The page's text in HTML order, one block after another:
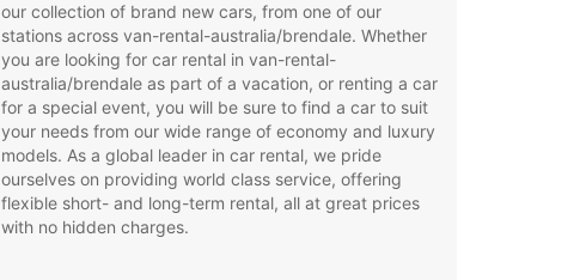
our collection of brand new cars, from one of our
stations across van-rental-australia/brendale. Whether
you are looking for car rental in van-rental-
australia/brendale as part of a vacation, or renting a car
for a special event, you will be sure to find a car to suit
your needs from our wide range of economy and luxury
models. As a global leader in car rental, we pride
ourselves on providing world class service, offering
flexible short- and long-term rental, all at great prices
with no hidden charges.